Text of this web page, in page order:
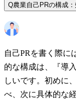
Q農業自己PRの構成
自己PRを書く際に
的な構成は、『導
しいです。初めに
べ、次に具体的な